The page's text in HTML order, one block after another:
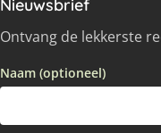
Nieuwsbrief
Ontvang de lekkerste
Naam (optioneel)